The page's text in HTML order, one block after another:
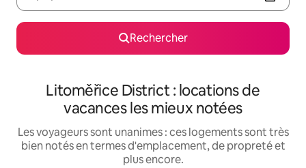
Rechercher
Litoměřice District : locations de
vacances les mieux notées
Les voyageurs sont unanimes : ces logements sont très
bien notés en termes d'emplacement, de propreté et
plus encore.